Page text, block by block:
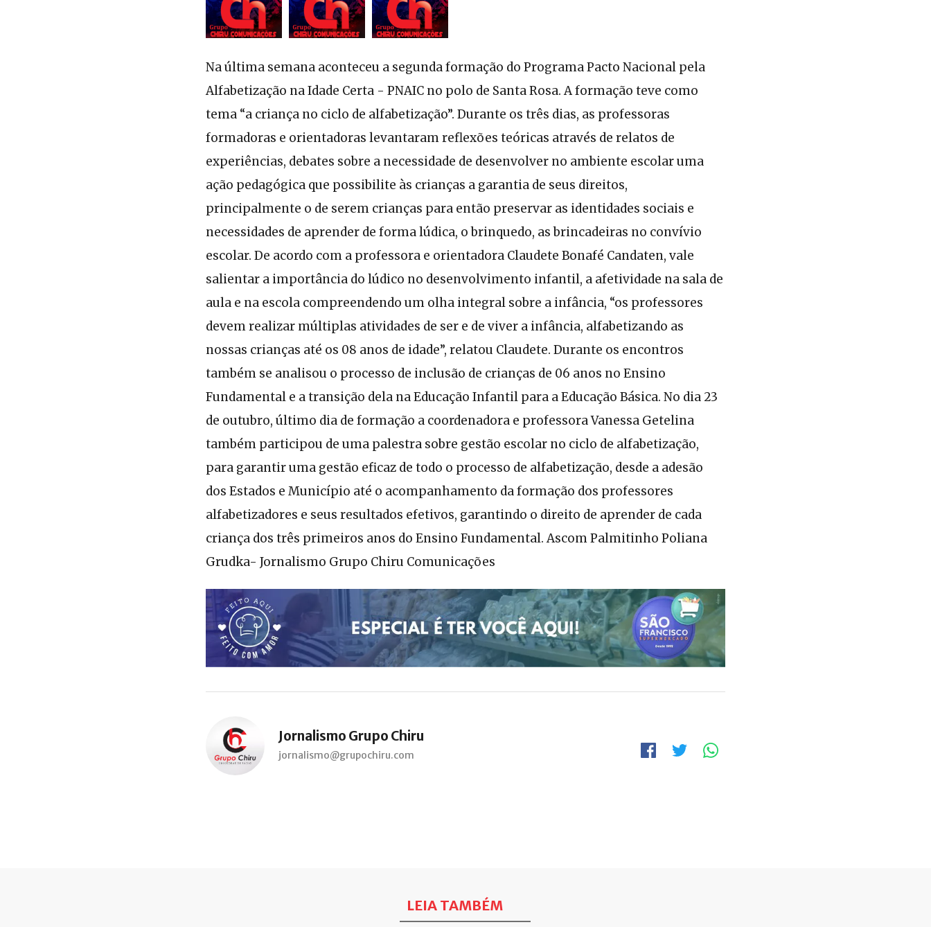
Na última semana aconteceu a segunda formação do Programa Pacto Nacional pela
Alfabetização na Idade Certa - PNAIC no polo de Santa Rosa. A formação teve como
tema “a criança no ciclo de alfabetização”. Durante os três dias, as professoras
formadoras e orientadoras levantaram reflexões teóricas através de relatos de
experiências, debates sobre a necessidade de desenvolver no ambiente escolar uma
ação pedagógica que possibilite às crianças a garantia de seus direitos,
principalmente o de serem crianças para então preservar as identidades sociais e
necessidades de aprender de forma lúdica, o brinquedo, as brincadeiras no convívio
escolar. De acordo com a professora e orientadora Claudete Bonafé Candaten, vale
salientar a importância do lúdico no desenvolvimento infantil, a afetividade na sala de
aula e na escola compreendendo um olha integral sobre a infância, “os professores
devem realizar múltiplas atividades de ser e de viver a infância, alfabetizando as
nossas crianças até os 08 anos de idade”, relatou Claudete. Durante os encontros
também se analisou o processo de inclusão de crianças de 06 anos no Ensino
Fundamental e a transição dela na Educação Infantil para a Educação Básica. No dia 23
de outubro, último dia de formação a coordenadora e professora Vanessa Getelina
também participou de uma palestra sobre gestão escolar no ciclo de alfabetização,
para garantir uma gestão eficaz de todo o processo de alfabetização, desde a adesão
dos Estados e Município até o acompanhamento da formação dos professores
alfabetizadores e seus resultados efetivos, garantindo o direito de aprender de cada
criança dos três primeiros anos do Ensino Fundamental. Ascom Palmitinho Poliana
Grudka- Jornalismo Grupo Chiru Comunicações
Jornalismo Grupo Chiru
jornalismo@grupochiru.com
LEIA TAMBÉM